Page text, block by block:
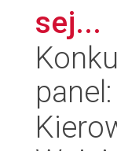
sej...
panel: